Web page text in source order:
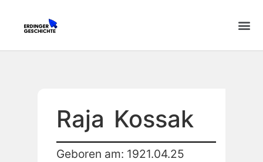
Raja Kossak
Geboren am: 1921.04.25